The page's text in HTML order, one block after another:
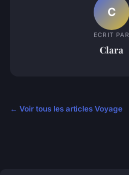
C
ECRIT PAR
Clara
← Voir tous les articles Voyage